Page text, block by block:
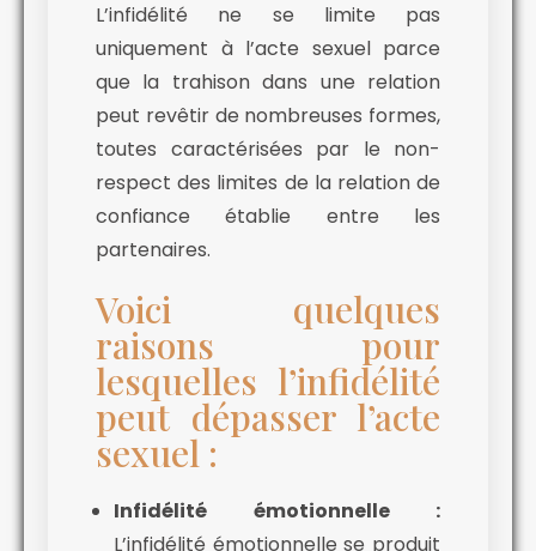
L’infidélité ne se limite pas
uniquement à l’acte sexuel parce
que la trahison dans une relation
peut revêtir de nombreuses formes,
toutes caractérisées par le non-
respect des limites de la relation de
confiance établie entre les
partenaires.
Voici quelques
raisons pour
lesquelles l’infidélité
peut dépasser l’acte
sexuel :
Infidélité émotionnelle :
L’infidélité émotionnelle se produit